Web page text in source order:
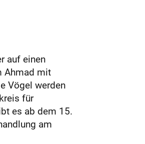
auf einen
Ahmad mit
Vögel werden
für
es ab dem 15.
am